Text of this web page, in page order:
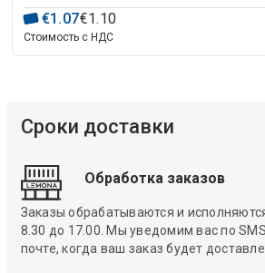
€1 .07€1.10
Стоимость с НДС
Сроки доставки
Обработка заказов
Заказы обрабатываются и
8.30 до 17.00. Мы уведомим вас по
почте, когда ваш заказ будет